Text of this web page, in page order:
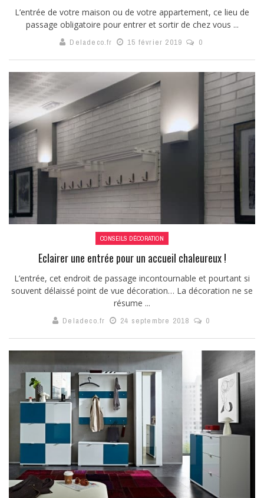
L’entrée de votre maison ou de votre appartement, ce lieu de
passage obligatoire pour entrer et sortir de chez vous ...
Deladeco.fr 15 février 2019 0
CONSEILS DÉCORATION
Eclairer une entrée pour un accueil chaleureux !
L’entrée, cet endroit de passage incontournable et pourtant si
souvent délaissé point de vue décoration… La décoration ne se
résume ...
Deladeco.fr 24 septembre 2018 0